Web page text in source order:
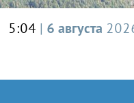
5:04 | 6 августа